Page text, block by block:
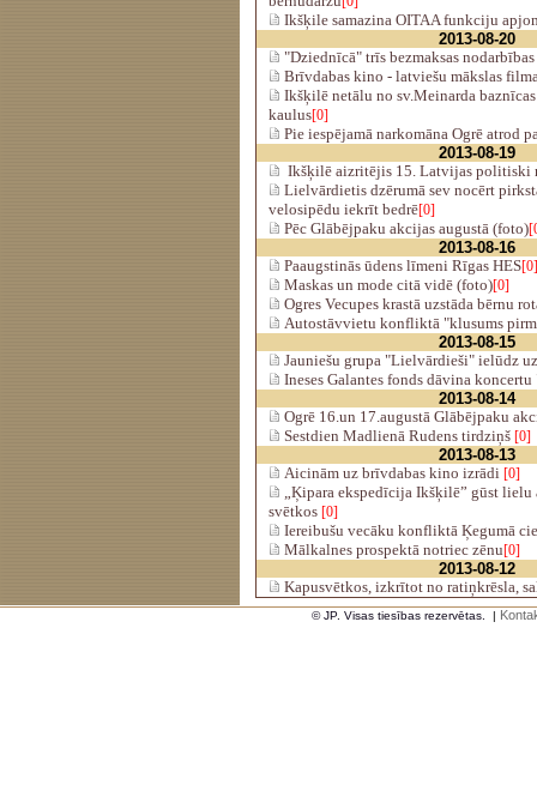
Ikšķile samazina OITAA funkciju
2013-08-20
"Dziednīcā" trīs bezmaksas
Brīvdabas kino - latviešu mākslas
Ikšķilē netālu no sv.Meinarda
kaulus[0]
Pie iespējamā narkomāna Ogrē atrod
2013-08-19
Ikšķilē aizritējis 15. Latvijas politiski
Lielvārdietis dzērumā sev nocērt
velosipēdu iekrīt bedrē[0]
Pēc Glābējpaku akcijas augustā (foto)
2013-08-16
Paaugstinās ūdens līmeni Rīgas HES[0]
Maskas un mode citā vidē (foto)[0]
Ogres Vecupes krastā uzstāda bērnu
Autostāvvietu konfliktā "klusums
2013-08-15
Jauniešu grupa "Lielvārdieši" ielūdz
Ineses Galantes fonds dāvina koncertu
2013-08-14
Ogrē 16.un 17.augustā Glābējpaku
Sestdien Madlienā Rudens tirdziņš [0]
2013-08-13
Aicinām uz brīvdabas kino izrādi [0]
„Ķipara ekspedīcija Ikšķilē” gūst lielu
svētkos [0]
Iereibušu vecāku konfliktā Ķegumā
Mālkalnes prospektā notriec zēnu[0]
2013-08-12
Kapusvētkos, izkrītot no ratiņkrēsla,
© JP. Visas tiesības rezervētas. |